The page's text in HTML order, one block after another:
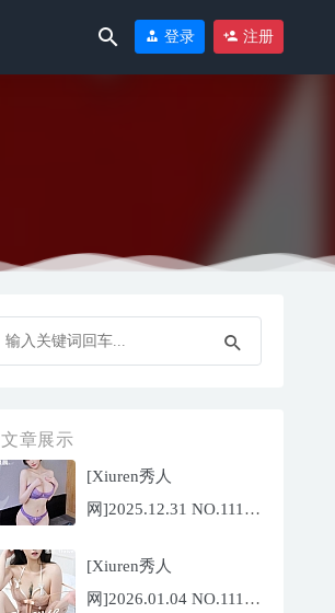
登录 注册
文章展示
[Xiuren秀人
网]2025.12.31 NO.11187
[Xiuren秀人
网]2026.01.04 NO.11189